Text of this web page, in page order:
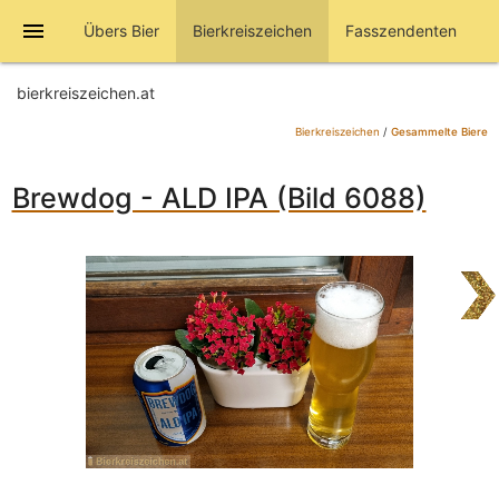
menu Übers Bier Bierkreiszeichen Fasszendenten
bierkreiszeichen.at
Bierkreiszeichen / Gesammelte Biere
Brewdog - ALD IPA (Bild 6088)